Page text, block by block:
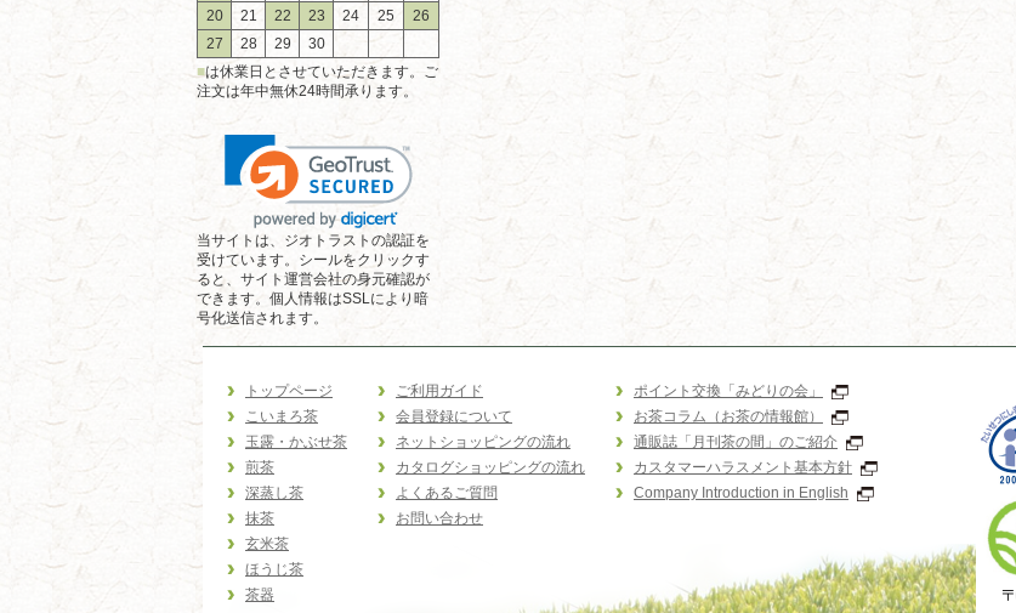
20
21 22 23 24 25
26
27
28 29
30
■は休業日とさせていただきます。ご
注文は年中無休24時間承ります。
当サイトは、ジオトラストの認証を
受けています。シールをクリックす
ると、サイト運営会社の身元確認が
できます。個人情報はSSLにより暗
号化送信されます。
トップページ
こいまろ茶
玉露・かぶせ茶
煎茶
深蒸し茶
抹茶
玄米茶
ほうじ茶
茶器
ご利用ガイド
会員登録について
ネットショッピングの流れ
カタログショッピングの流れ
よくあるご質問
お問い合わせ
ポイント交換「みどりの会」
お茶コラム（お茶の情報館）
通販誌「月刊茶の間」のご紹介
カスタマーハラスメント基本方針
Company Introduction in English